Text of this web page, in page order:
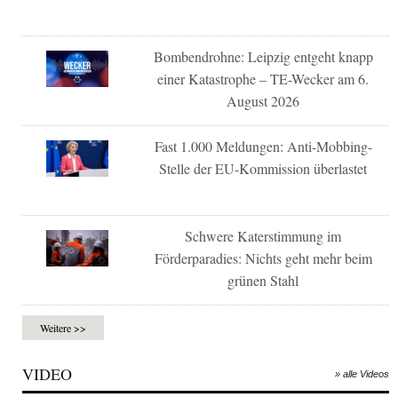
Bombendrohne: Leipzig entgeht knapp
einer Katastrophe – TE-Wecker am 6.
August 2026
Fast 1.000 Meldungen: Anti-Mobbing-
Stelle der EU-Kommission überlastet
Schwere Katerstimmung im
Förderparadies: Nichts geht mehr beim
grünen Stahl
Weitere >>
VIDEO » alle Videos